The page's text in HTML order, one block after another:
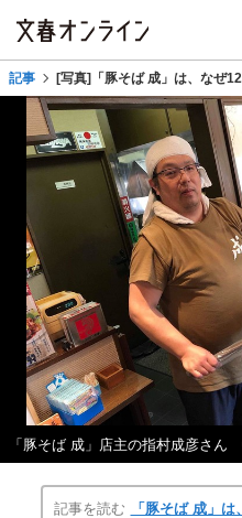
記事 [写真]「豚そば 成」は、なぜ
「豚そば 成」店主の指村成彦さ
記事を読む
「豚そば 成」